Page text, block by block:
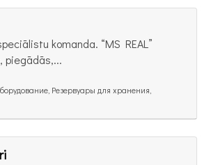
komanda. “MS REAL”
piegādās,...
Резервуары для хранения,